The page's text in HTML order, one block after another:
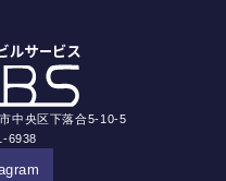
中央区下落合5-10-5
6938